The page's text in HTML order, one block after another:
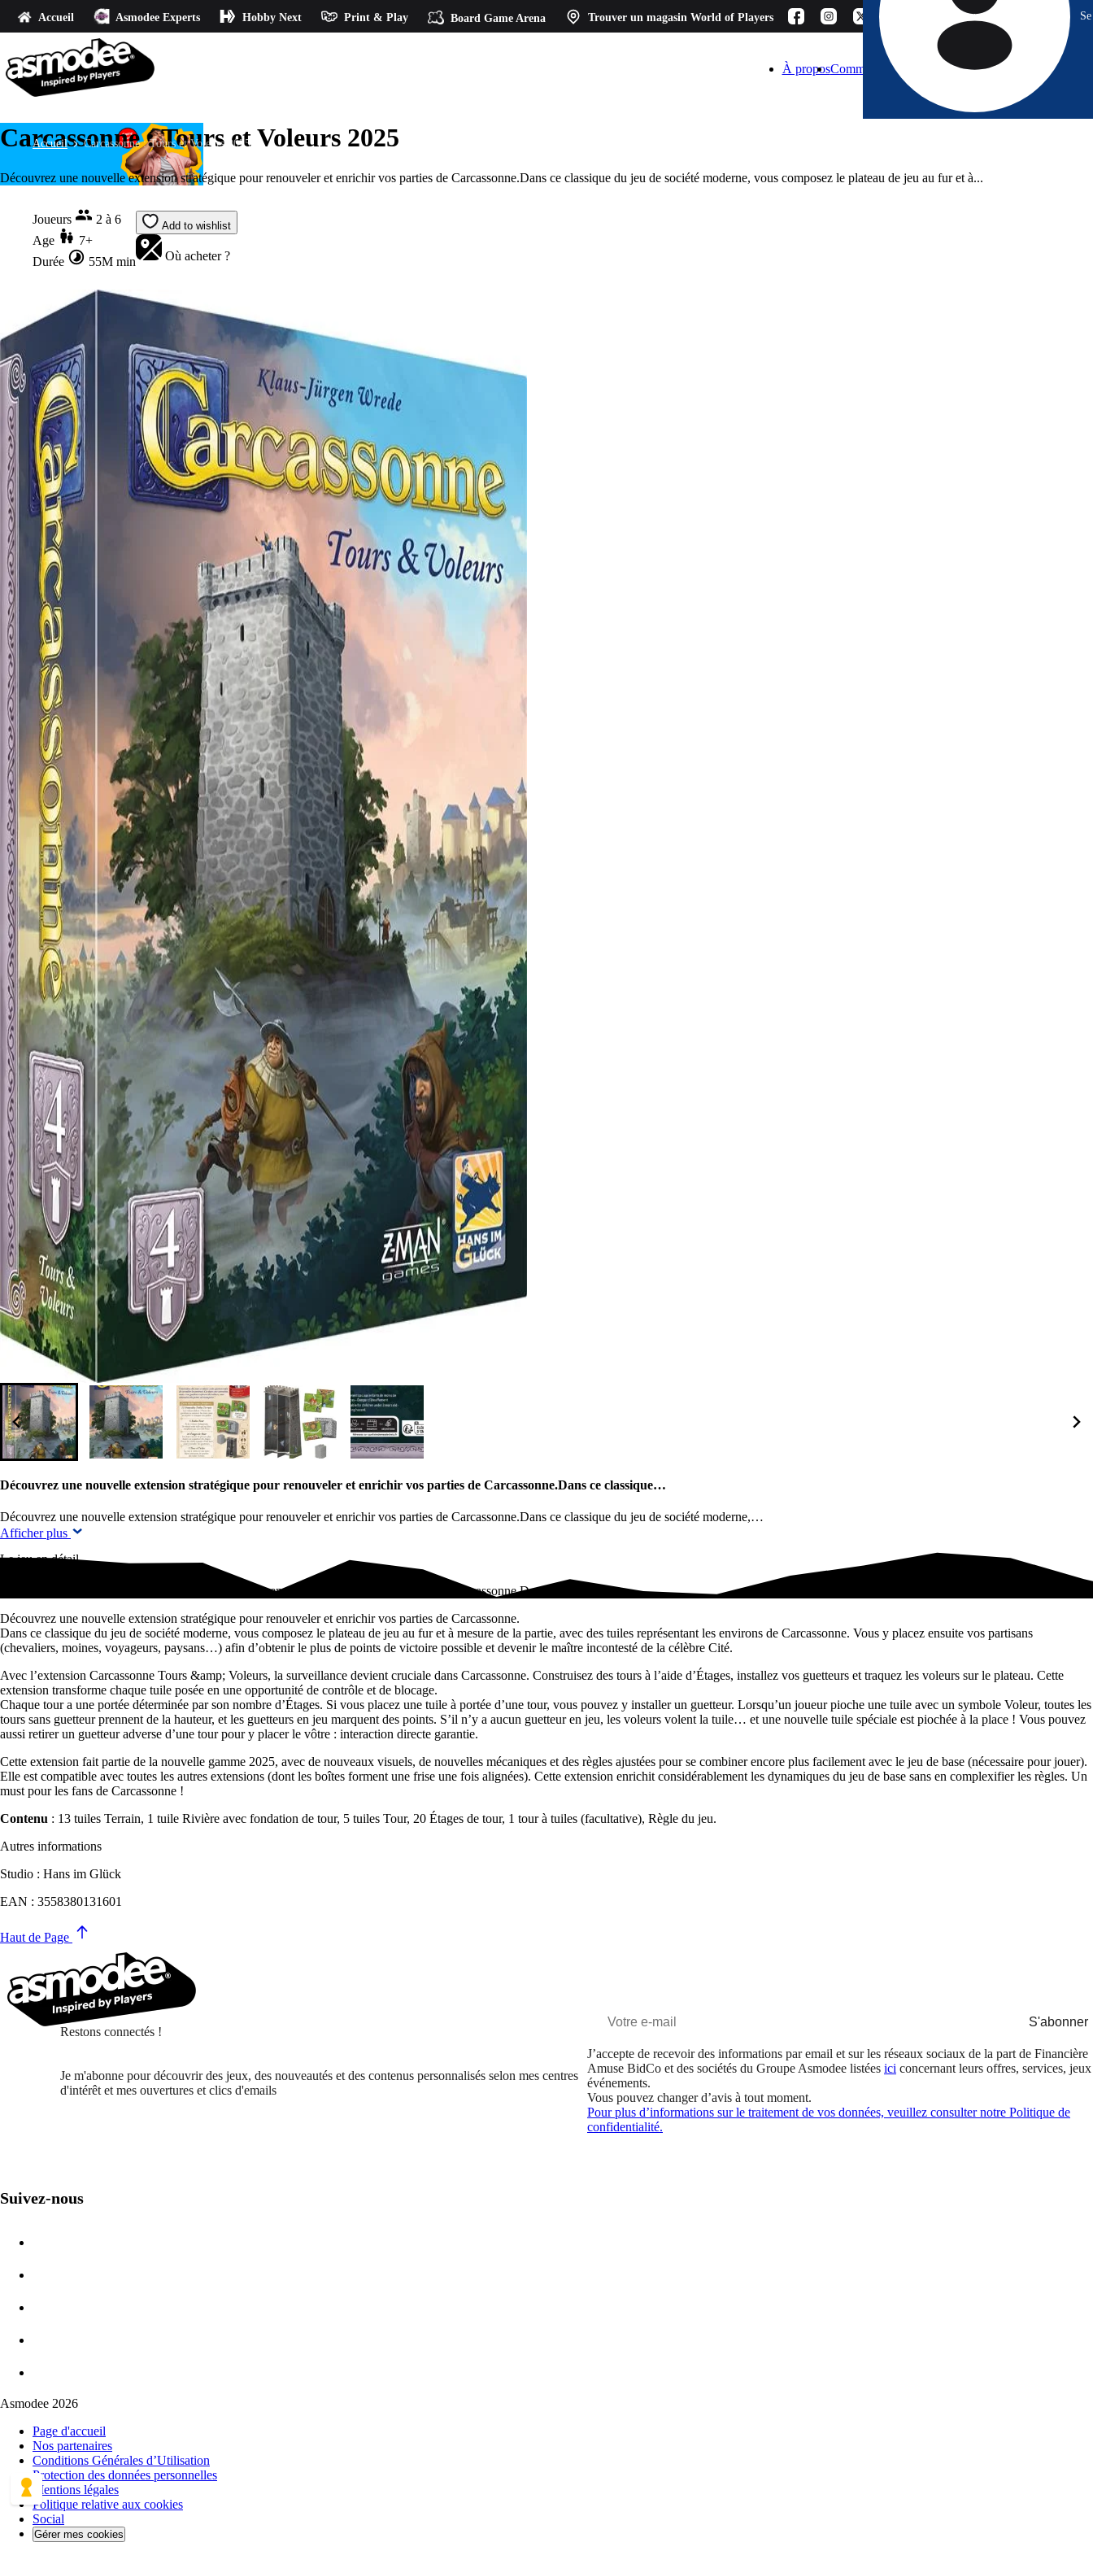
Accueil Asmodee Experts Hobby Next Print & Play Board Game Arena Trouver un magasin World of Players
À proposComment choisir ? BlogEspace Pro Contact
Accueil Carcassonne : Tours et Voleurs 2025
Carcassonne : Tours et Voleurs 2025
Découvrez une nouvelle extension stratégique pour renouveler et enrichir vos parties de Carcassonne.Dans ce classique du jeu de société moderne, vous composez le plateau de jeu au fur et à...
Joueurs
2 à 6
Age
7+
Durée
55M min
Add to wishlist
Où acheter ?
Découvrez une nouvelle extension stratégique pour renouveler et enrichir vos parties de Carcassonne.Dans ce classique…
Découvrez une nouvelle extension stratégique pour renouveler et enrichir vos parties de Carcassonne.Dans ce classique du jeu de société moderne,…
Afficher plus
Le jeu en détail
Découvrez une nouvelle extension stratégique pour renouveler et enrichir vos parties de Carcassonne.Dans ce classique…
Découvrez une nouvelle extension stratégique pour renouveler et enrichir vos parties de Carcassonne.
Dans ce classique du jeu de société moderne, vous composez le plateau de jeu au fur et à mesure de la partie, avec des tuiles représentant les environs de Carcassonne. Vous y placez ensuite vos partisans
(chevaliers, moines, voyageurs, paysans…) afin d’obtenir le plus de points de victoire possible et devenir le maître incontesté de la célèbre Cité.
Avec l’extension Carcassonne Tours &amp; Voleurs, la surveillance devient cruciale dans Carcassonne. Construisez des tours à l’aide d’Étages, installez vos guetteurs et traquez les voleurs sur le plateau. Cette
extension transforme chaque tuile posée en une opportunité de contrôle et de blocage.
Chaque tour a une portée déterminée par son nombre d’Étages. Si vous placez une tuile à portée d’une tour, vous pouvez y installer un guetteur. Lorsqu’un joueur pioche une tuile avec un symbole Voleur, toutes les
tours sans guetteur prennent de la hauteur, et les guetteurs en jeu marquent des points. S’il n’y a aucun guetteur en jeu, les voleurs volent la tuile… et une nouvelle tuile spéciale est piochée à la place ! Vous pouvez
aussi retirer un guetteur adverse d’une tour pour y placer le vôtre : interaction directe garantie.
Cette extension fait partie de la nouvelle gamme 2025, avec de nouveaux visuels, de nouvelles mécaniques et des règles ajustées pour se combiner encore plus facilement avec le jeu de base (nécessaire pour jouer).
Elle est compatible avec toutes les autres extensions (dont les boîtes forment une frise une fois alignées). Cette extension enrichit considérablement les dynamiques du jeu de base sans en complexifier les règles. Un
must pour les fans de Carcassonne !
Contenu : 13 tuiles Terrain, 1 tuile Rivière avec fondation de tour, 5 tuiles Tour, 20 Étages de tour, 1 tour à tuiles (facultative), Règle du jeu.
Autres informations
Studio : Hans im Glück
EAN : 3558380131601
Haut de Page
Restons connectés !
Je m'abonne pour découvrir des jeux, des nouveautés et des contenus personnalisés selon mes centres
d'intérêt et mes ouvertures et clics d'emails
S'abonner
J’accepte de recevoir des informations par email et sur les réseaux sociaux de la part de Financière
Amuse BidCo et des sociétés du Groupe Asmodee listées ici concernant leurs offres, services,
événements.
Vous pouvez changer d’avis à tout moment.
Pour plus d’informations sur le traitement de vos données, veuillez consulter notre Politique de
confidentialité.
Suivez-nous
Asmodee 2026
Page d'accueil
Nos partenaires
Conditions Générales d’Utilisation
Protection des données personnelles
Mentions légales
Politique relative aux cookies
Social
Gérer mes cookies